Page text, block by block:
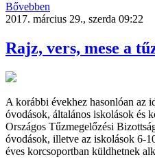
Bővebben
2017. március 29., szerda 09:22
Rajz, vers, mese a
A korábbi évekhez hasonlóan az
óvodások, általános iskolások és
Országos Tűzmegelőzési
óvodások, illetve az iskolások 6-
éves korcsoportban küldhetnek